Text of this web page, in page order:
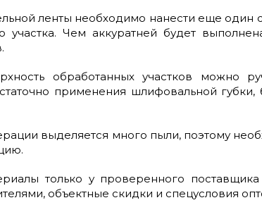
ленты необходимо нанести еще
участка. Чем аккуратней будет
обработанных участков можно
применения шлифовальной
выделяется много пыли, поэтому
только у проверенного
объектные скидки и спецусловия